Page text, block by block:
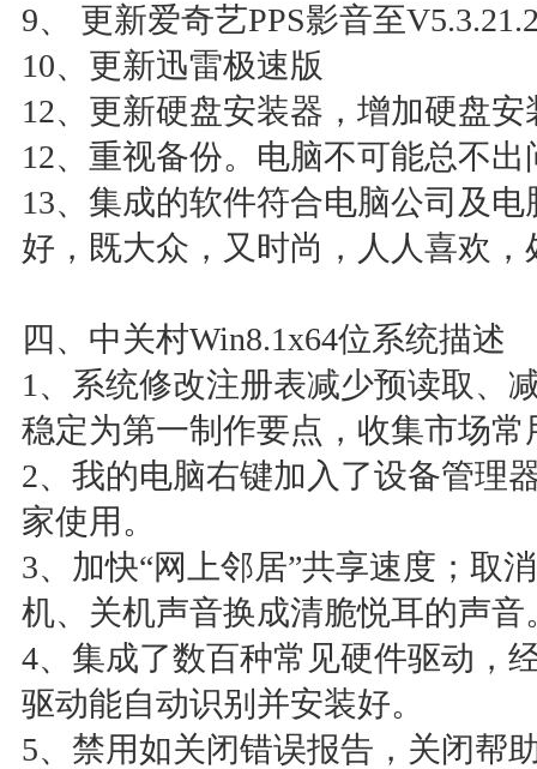
9、 更新爱奇艺PPS影音至
10、更新迅雷极速版
12、更新硬盘安装器，增加硬盘
12、重视备份。电脑不可能总不
13、集成的软件符合电脑公司及
好，既大众，又时尚，人人喜欢，
四、中关村Win8.1x64位系统描述
1、系统修改注册表减少预读取、
稳定为第一制作要点，收集市场
2、我的电脑右键加入了设备管理
家使用。
3、加快“网上邻居”共享速度；取
机、关机声音换成清脆悦耳的声音
4、集成了数百种常见硬件驱动，
驱动能自动识别并安装好。
5、禁用如关闭错误报告，关闭帮